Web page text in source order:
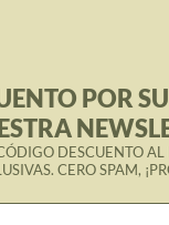
POR
DESCUENTO
CERO SPAM,